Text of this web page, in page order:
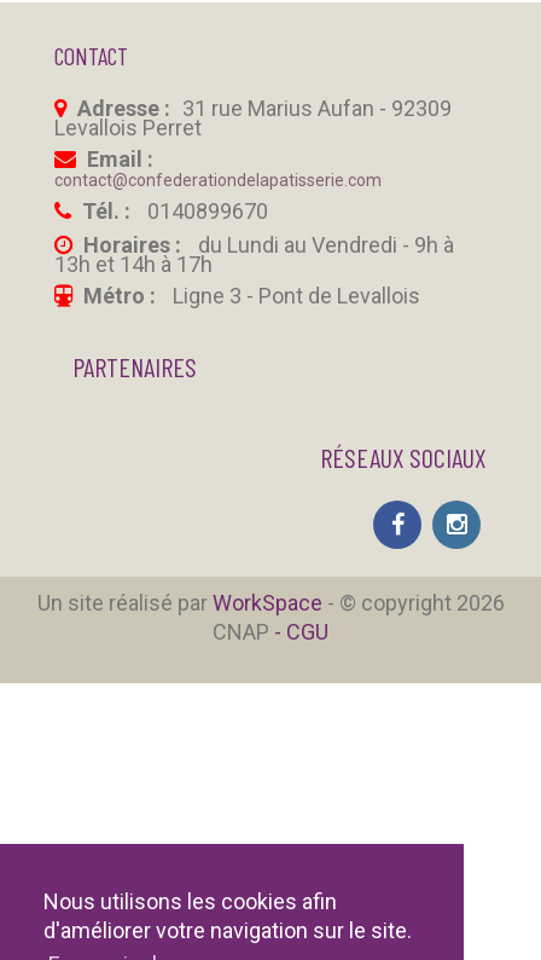
Nous utilisons les cookies afin
d'améliorer votre navigation sur le site.
CONTACT
Adresse : 31 rue Marius Aufan - 92309
Levallois Perret
Email :
contact@confederationdelapatisserie.com
Tél. :
0140899670
Horaires :
du Lundi au Vendredi - 9h à
13h et 14h à 17h
Métro :
Ligne 3 - Pont de Levallois
PARTENAIRES
RÉSEAUX SOCIAUX
Un site réalisé parWorkSpace - © copyright 2026
CNAP - CGU